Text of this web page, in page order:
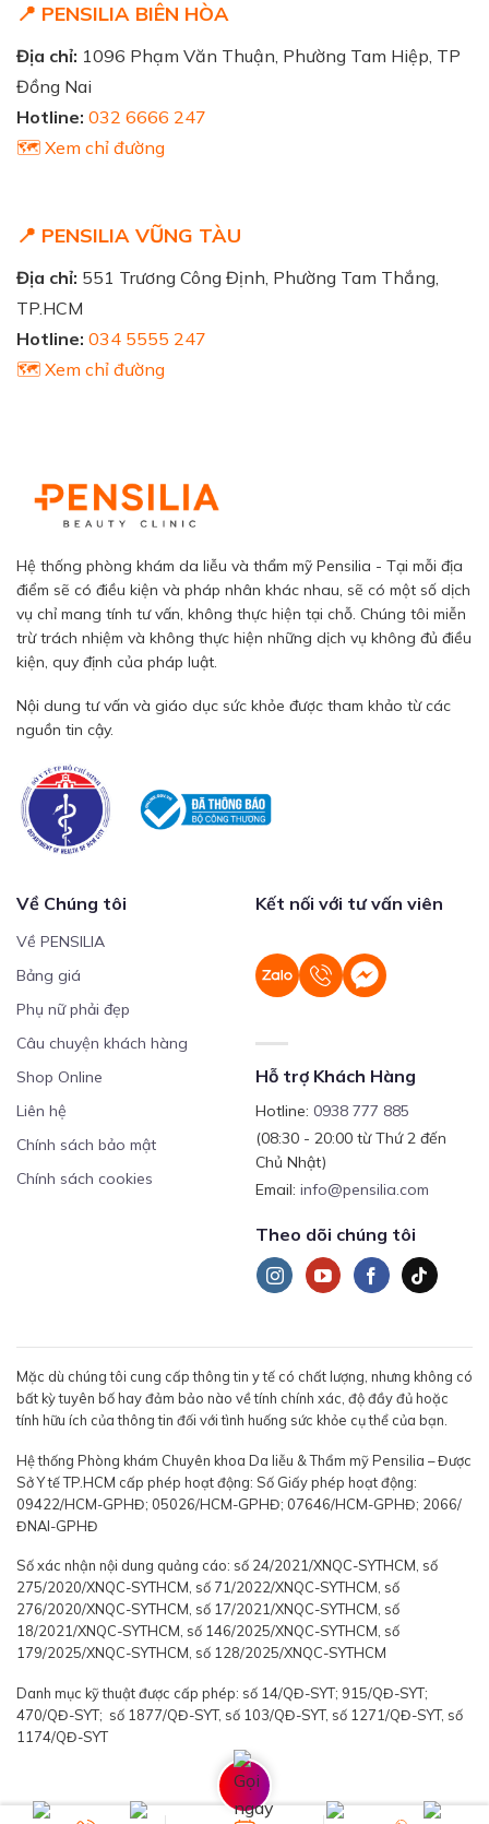
📍 PENSILIA BIÊN HÒA
Địa chỉ: 1096 Phạm Văn Thuận, Phường Tam Hiệp, TP
Đồng Nai
Hotline: 032 6666 247
🗺️ Xem chỉ đường
📍 PENSILIA VŨNG TÀU
Địa chỉ: 551 Trương Công Định, Phường Tam Thắng,
TP.HCM
Hotline: 034 5555 247
🗺️ Xem chỉ đường
Hệ thống phòng khám da liễu và thẩm mỹ Pensilia - Tại mỗi địa
điểm sẽ có điều kiện và pháp nhân khác nhau, sẽ có một số dịch
vụ chỉ mang tính tư vấn, không thực hiện tại chỗ. Chúng tôi miễn
trừ trách nhiệm và không thực hiện những dịch vụ không đủ điều
kiện, quy định của pháp luật.
Nội dung tư vấn và giáo dục sức khỏe được tham khảo từ các
nguồn tin cậy.
Về Chúng tôi
Về PENSILIA
Bảng giá
Phụ nữ phải đẹp
Câu chuyện khách hàng
Shop Online
Liên hệ
Chính sách bảo mật
Chính sách cookies
Kết nối với tư vấn viên
Hỗ trợ Khách Hàng
Hotline: 0938 777 885
(08:30 - 20:00 từ Thứ 2 đến
Chủ Nhật)
Email: info@pensilia.com
Theo dõi chúng tôi
Mặc dù chúng tôi cung cấp thông tin y tế có chất lượng, nhưng không có
bất kỳ tuyên bố hay đảm bảo nào về tính chính xác, độ đầy đủ hoặc
tính hữu ích của thông tin đối với tình huống sức khỏe cụ thể của bạn.
Hệ thống Phòng khám Chuyên khoa Da liễu & Thẩm mỹ Pensilia – Được
Sở Y tế TP.HCM cấp phép hoạt động: Số Giấy phép hoạt động:
09422/HCM-GPHĐ; 05026/HCM-GPHĐ; 07646/HCM-GPHĐ; 2066/
ĐNAI-GPHĐ
Số xác nhận nội dung quảng cáo: số 24/2021/XNQC-SYTHCM, số
275/2020/XNQC-SYTHCM, số 71/2022/XNQC-SYTHCM, số
276/2020/XNQC-SYTHCM, số 17/2021/XNQC-SYTHCM, số
18/2021/XNQC-SYTHCM, số 146/2025/XNQC-SYTHCM, số
179/2025/XNQC-SYTHCM, số 128/2025/XNQC-SYTHCM
Danh mục kỹ thuật được cấp phép: số 14/QĐ-SYT; 915/QĐ-SYT;
470/QĐ-SYT; số 1877/QĐ-SYT, số 103/QĐ-SYT, số 1271/QĐ-SYT, số
1174/QĐ-SYT